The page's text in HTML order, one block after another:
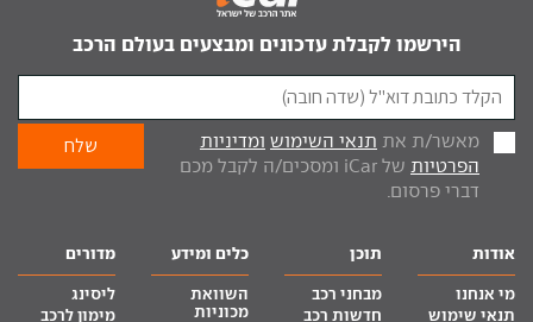
הירשמו לקבלת עדכונים ומבצעים בעולם הרכב
מאשר/ת את תנאי השימוש ומדיניות
הפרטיות
של iCar ומסכים/ה לקבל מכם
דברי פרסום.
אודות
מי אנחנו
תנאי שימוש
תוכן
מבחני רכב
חדשות רכב
כלים ומידע
השוואת
מכוניות
מדורים
ליסינג
מימון לרכב